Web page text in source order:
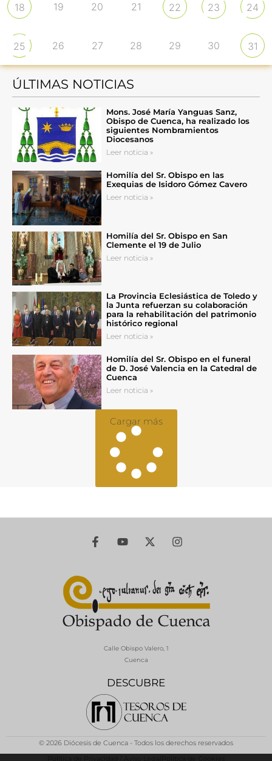
18 19 20 21 22 23 24
25 26 27 28 29 30 31
ÚLTIMAS NOTICIAS
Mons. José María Yanguas Sanz,
Obispo de Cuenca, ha realizado los
siguientes Nombramientos
Diocesanos
Leer noticia »
Homilía del Sr. Obispo en las
Exequias de Isidoro Gómez Cavero
Leer noticia »
Homilía del Sr. Obispo en San
Clemente el 19 de Julio
Leer noticia »
La Provincia Eclesiástica de Toledo y
la Junta refuerzan su colaboración
para la rehabilitación del patrimonio
histórico regional
Leer noticia »
Homilía del Sr. Obispo en el funeral
de D. José Valencia en la Catedral de
Cuenca
Leer noticia »
Cargar más
DESCUBRE
Calle Obispo Valero, 1
Cuenca
© 2026 Diócesis de Cuenca - Todos los derechos reservados